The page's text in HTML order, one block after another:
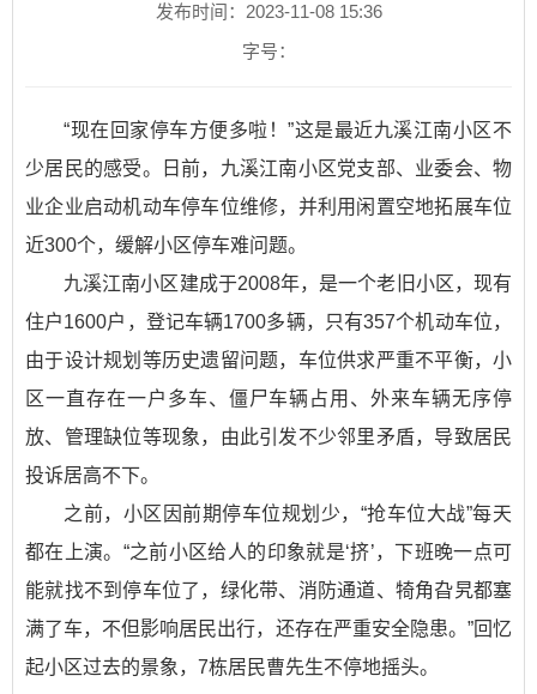
发布时间：2023-11-08 15:36
字号：
“现在回家停车方便多啦！”这是最近九溪江南小区不
少居民的感受。日前，九溪江南小区党支部、业委会、物
业企业启动机动车停车位维修，并利用闲置空地拓展车位
近300个，缓解小区停车难问题。
九溪江南小区建成于2008年，是一个老旧小区，现有
住户1600户，登记车辆1700多辆，只有357个机动车位，
由于设计规划等历史遗留问题，车位供求严重不平衡，小
区一直存在一户多车、僵尸车辆占用、外来车辆无序停
放、管理缺位等现象，由此引发不少邻里矛盾，导致居民
投诉居高不下。
之前，小区因前期停车位规划少，“抢车位大战”每天
都在上演。“之前小区给人的印象就是‘挤’，下班晚一点可
能就找不到停车位了，绿化带、消防通道、犄角旮旯都塞
满了车，不但影响居民出行，还存在严重安全隐患。”回忆
起小区过去的景象，7栋居民曹先生不停地摇头。